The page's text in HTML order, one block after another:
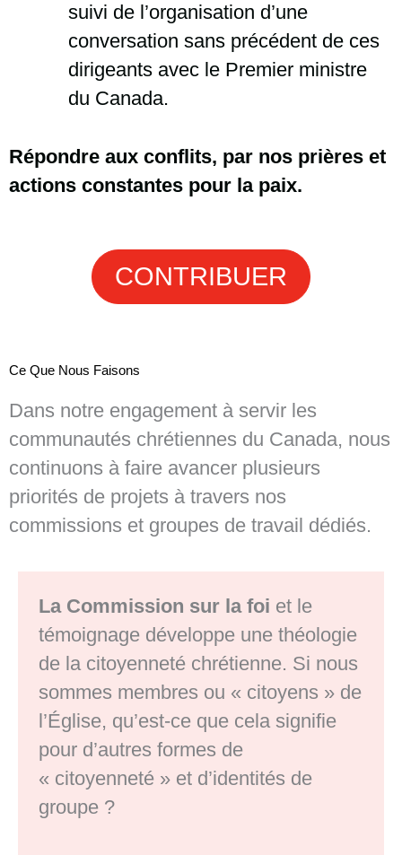
suivi de l’organisation d’une
conversation sans précédent de ces
dirigeants avec le Premier ministre
du Canada.
Répondre aux conflits, par nos prières et
actions constantes pour la paix.
CONTRIBUER
Ce Que Nous Faisons
Dans notre engagement à servir les
communautés chrétiennes du Canada, nous
continuons à faire avancer plusieurs
priorités de projets à travers nos
commissions et groupes de travail dédiés.
La Commission sur la foi et le
témoignage développe une théologie
de la citoyenneté chrétienne. Si nous
sommes membres ou « citoyens » de
l’Église, qu’est-ce que cela signifie
pour d’autres formes de
« citoyenneté » et d’identités de
groupe ?